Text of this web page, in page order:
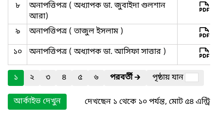
৮
অনাপত্তিপত্র ( অধ্যাপক ডা. জুবাইদা গুলশান
আরা)
৯
অনাপত্তিপত্র ( তাজুল ইসলাম )
১০
অনাপত্তিপত্র ( অধ্যাপক ডা. আসিফা সাত্তার )
১ ২ ৩ ৪ ৫ ৬ পরবর্তী🡲 পৃষ্ঠায় যান
আর্কাইভ দেখুন
দেখছেন ১ থেকে ১০ পর্যন্ত, মোট ৫৪ এন্ট্রি